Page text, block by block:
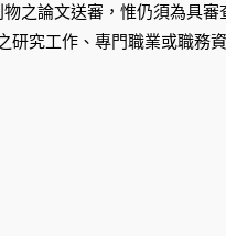
之論文送審，惟仍須為具審
究工作、專門職業或職務